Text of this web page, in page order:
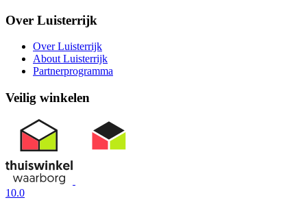
Over Luisterrijk
Over Luisterrijk
About Luisterrijk
Partnerprogramma
Veilig winkelen
10.0